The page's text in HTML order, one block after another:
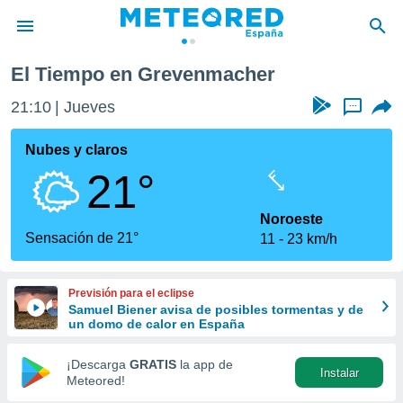
de
por
que se
calidad.
a este
las
y
forma
digital
basada
El Tiempo en Grevenmacher
21:10 Jueves ...
Nubes y claros
21°
Sensación de 21°
Noroeste
11
23 km/h
Previsión para el eclipse
Samuel Biener avisa de posibles tormentas y de
un domo de calor en España
¡Descarga GRATIS la app de
Meteored!
Instalar